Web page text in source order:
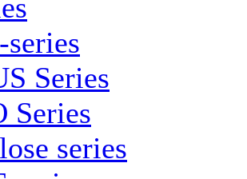
series
Series
Series
series